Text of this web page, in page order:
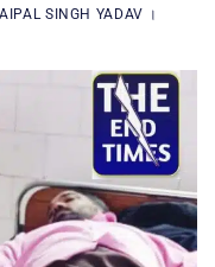
SINGH YADAV ।